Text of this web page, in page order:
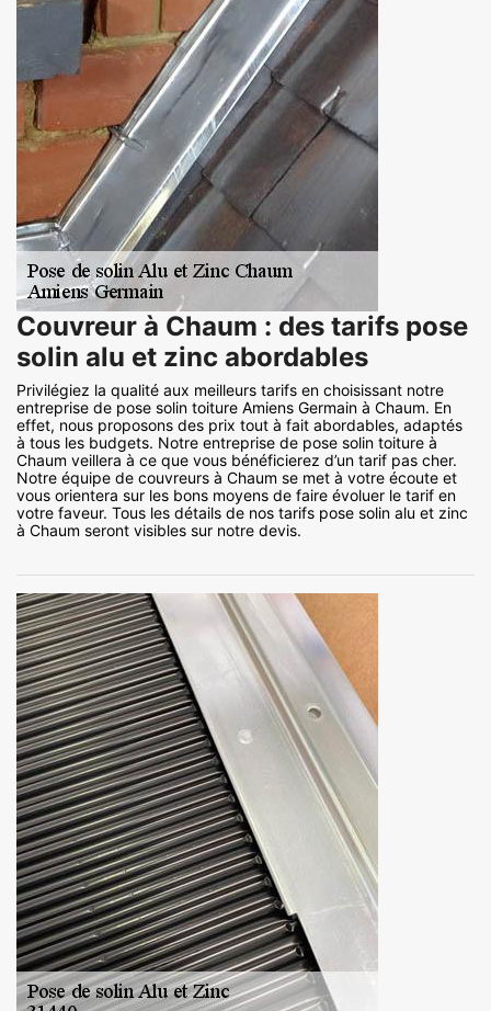
Couvreur à Chaum : des tarifs pose
solin alu et zinc abordables
Privilégiez la qualité aux meilleurs tarifs en choisissant notre
entreprise de pose solin toiture Amiens Germain à Chaum. En
effet, nous proposons des prix tout à fait abordables, adaptés
à tous les budgets. Notre entreprise de pose solin toiture à
Chaum veillera à ce que vous bénéficierez d’un tarif pas cher.
Notre équipe de couvreurs à Chaum se met à votre écoute et
vous orientera sur les bons moyens de faire évoluer le tarif en
votre faveur. Tous les détails de nos tarifs pose solin alu et zinc
à Chaum seront visibles sur notre devis.